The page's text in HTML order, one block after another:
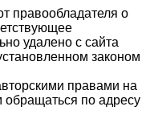
правообладателя о
удалено с сайта
законом
правами на
обращаться по адресу